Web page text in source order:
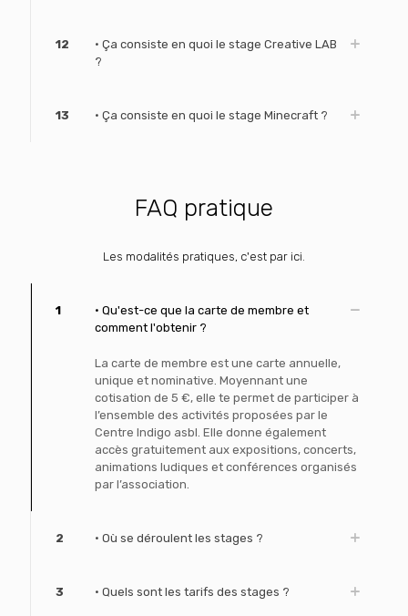
12
• Ça consiste en quoi le stage Creative LAB
?
13 • Ça consiste en quoi le stage Minecraft ?
FAQ pratique
Les modalités pratiques, c'est par ici.
1
• Qu'est-ce que la carte de membre et
comment l'obtenir ?
La carte de membre est une carte annuelle,
unique et nominative. Moyennant une
cotisation de 5 €, elle te permet de participer à
l’ensemble des activités proposées par le
Centre Indigo asbl. Elle donne également
accès gratuitement aux expositions, concerts,
animations ludiques et conférences organisés
par l’association.
2 • Où se déroulent les stages ?
3 • Quels sont les tarifs des stages ?